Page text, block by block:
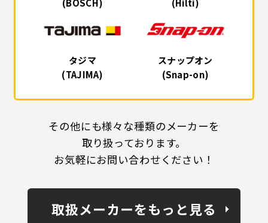
(BOSCH)
(Hilti)
タジマ
(TAJIMA)
スナップオン
(Snap-on)
その他にも様々な種類のメーカーを
取り扱っております。
お気軽にお問い合わせください！
取扱メーカーをもっと見る